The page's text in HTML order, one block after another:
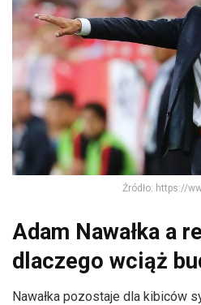
Źródło: https://
Adam Nawałka a
dlaczego wciąż
Nawałka pozostaje dla kibiców